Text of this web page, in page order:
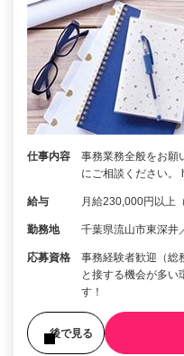
仕事内容
事務業務全般をお願
にご相談ください
給与 月給230,000円以上
勤務地 千葉県流山市東深井
応募資格
事務経験者歓迎（
と接する機会が多い
す！
後で見る